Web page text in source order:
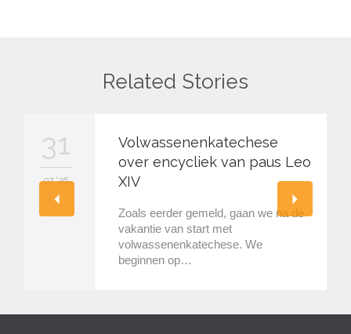
Related Stories
31
07 '26
Volwassenenkatechese
over encycliek van paus Leo
XIV
Zoals eerder gemeld, gaan we na de
vakantie van start met
volwassenenkatechese. We
beginnen op…